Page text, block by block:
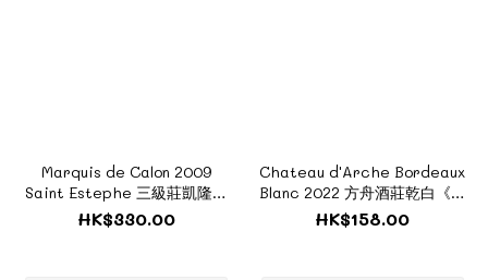
Marquis de Calon 2009
Saint Estephe 三級莊凱隆世
家副牌 《風土系列 - TF1188》
HK$330.00
Chateau d'Arche Bordeaux
Blanc 2022 方舟酒莊乾白《醇
酒系列 - F132A》
HK$158.00